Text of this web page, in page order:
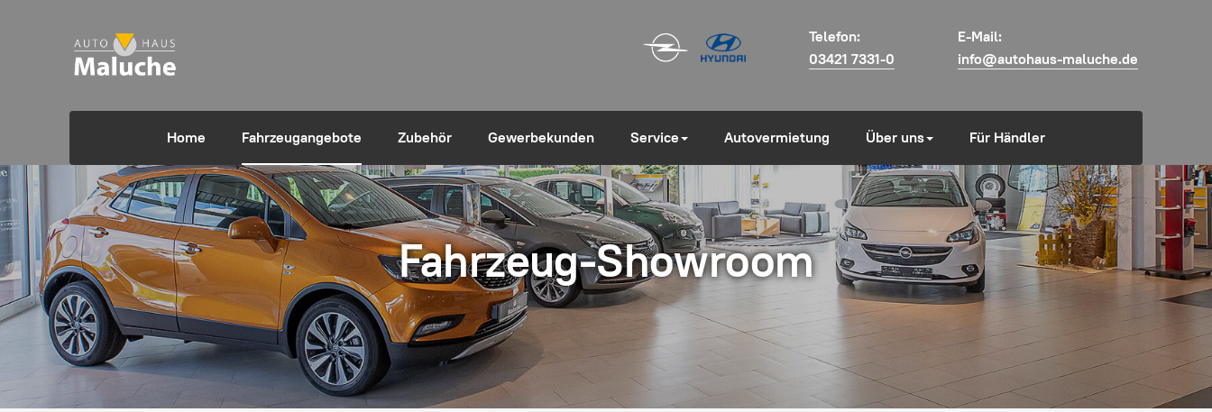
Telefon:
03421 7331-0
E-Mail:
info@autohaus-maluche.de
Home Fahrzeugangebote Zubehör Gewerbekunden Service Autovermietung Über uns Für Händler
Fahrzeug-Showroom